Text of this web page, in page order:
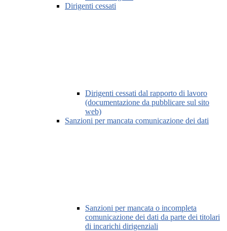
Dirigenti cessati
Dirigenti cessati dal rapporto di lavoro
(documentazione da pubblicare sul sito
web)
Sanzioni per mancata comunicazione dei dati
Sanzioni per mancata o incompleta
comunicazione dei dati da parte dei titolari
di incarichi dirigenziali